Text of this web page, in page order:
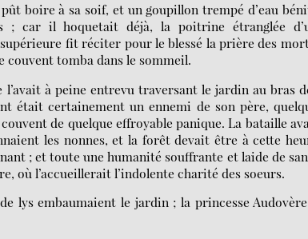
boire à sa soif, et un goupillon trempé d’eau
car il hoquetait déjà, la poitrine étranglée
fit réciter pour le blessé la prière des
couvent tomba dans le sommeil.
à peine entrevu traversant le jardin au bras
était certainement un ennemi de son père,
de quelque effroyable panique. La bataille
les nonnes, et la forêt devait être à cette
; et toute une humanité souffrante et laide de
où l’accueillerait l’indolente charité des soeurs.
lys embaumaient le jardin ; la princesse